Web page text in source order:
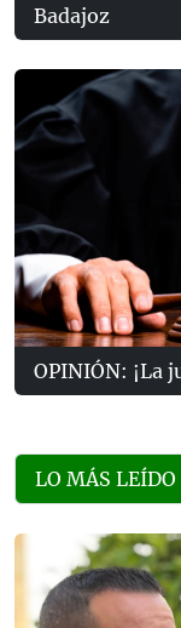
Badajoz
OPINIÓN: ¡La
LO MÁS LEÍDO